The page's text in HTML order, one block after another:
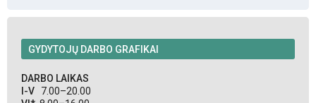
GYDYTOJŲ DARBO GRAFIKAI
DARBO LAIKAS
I-V 7.00–20.00